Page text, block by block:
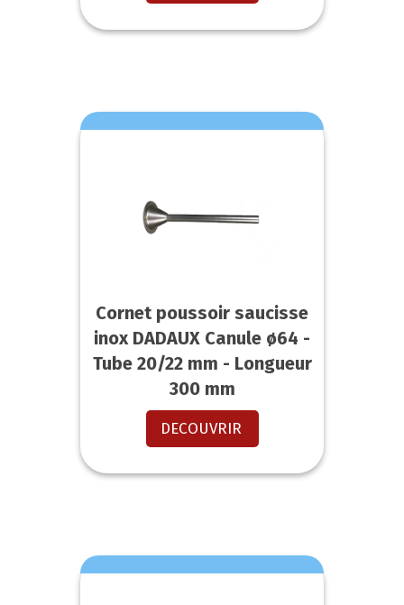
Cornet poussoir saucisse
inox DADAUX Canule ø64 -
Tube 20/22 mm - Longueur
300 mm
DECOUVRIR